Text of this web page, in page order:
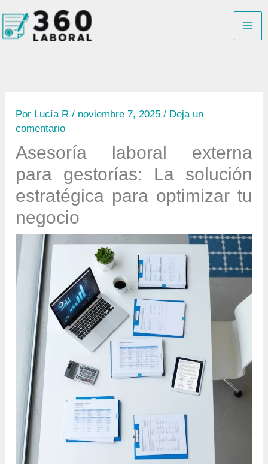
al
Por Lucía R/ noviembre 7, 2025/ Deja un
comentario
Asesoría laboral externa
para gestorías: La solución
estratégica para optimizar tu
negocio
u
r